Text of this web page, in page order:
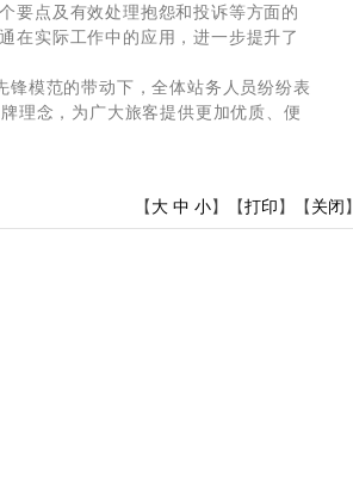
要点及有效处理抱怨和投诉等方面的
在实际工作中的应用，进一步提升了
模范的带动下，全体站务人员纷纷表
理念，为广大旅客提供更加优质、便
【大 中 小】【打印】【关闭】